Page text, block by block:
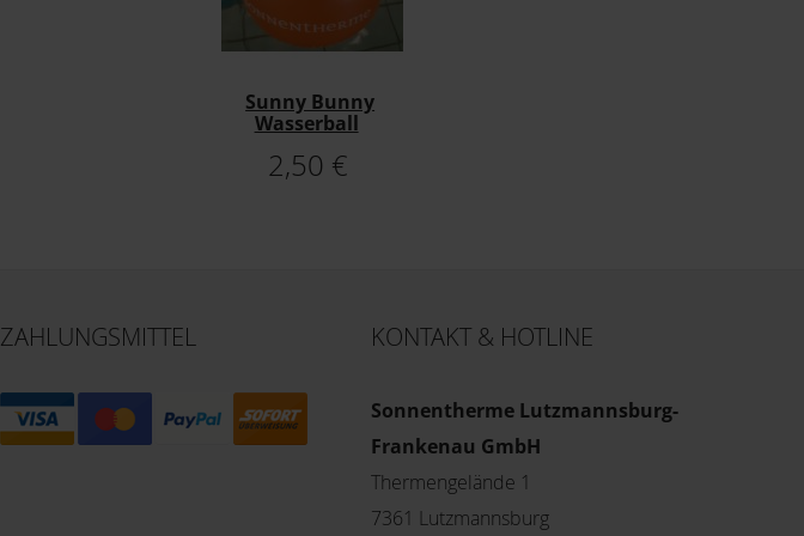
Sunny Bunny
Wasserball
2,50 €
ZAHLUNGSMITTEL KONTAKT & HOTLINE
Sonnentherme Lutzmannsburg-
Frankenau GmbH
Thermengelände 1
7361 Lutzmannsburg